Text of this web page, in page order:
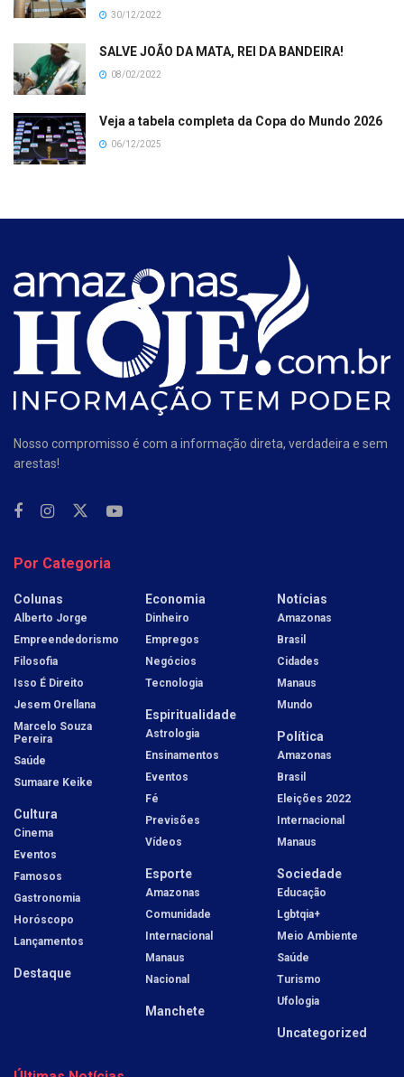
30/12/2022
SALVE JOÃO DA MATA, REI DA BANDEIRA!
08/02/2022
Veja a tabela completa da Copa do Mundo 2026
06/12/2025
Nosso compromisso é com a informação direta, verdadeira e sem
arestas!
Por Categoria
Colunas
Alberto Jorge
Empreendedorismo
Filosofia
Isso É Direito
Jesem Orellana
Marcelo Souza
Pereira
Saúde
Sumaare Keike
Cultura
Cinema
Eventos
Famosos
Gastronomia
Horóscopo
Lançamentos
Destaque
Economia
Dinheiro
Empregos
Negócios
Tecnologia
Espiritualidade
Astrologia
Ensinamentos
Eventos
Fé
Previsões
Vídeos
Esporte
Amazonas
Comunidade
Internacional
Manaus
Nacional
Manchete
Notícias
Amazonas
Brasil
Cidades
Manaus
Mundo
Política
Amazonas
Brasil
Eleições 2022
Internacional
Manaus
Sociedade
Educação
Lgbtqia+
Meio Ambiente
Saúde
Turismo
Ufologia
Uncategorized